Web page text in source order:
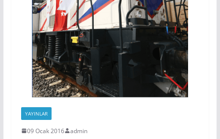
YAYINLAR
09 Ocak 2016 admin